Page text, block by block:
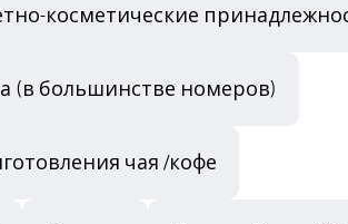
косметические
(в большинстве номеров)
чая /кофе